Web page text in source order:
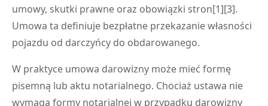
umowy, skutki prawne oraz obowiązki stron[1][3].
Umowa ta definiuje bezpłatne przekazanie własności
pojazdu od darczyńcy do obdarowanego.
W praktyce umowa darowizny może mieć formę
pisemną lub aktu notarialnego. Chociaż ustawa nie
wymaga formy notarialnej w przypadku darowizny